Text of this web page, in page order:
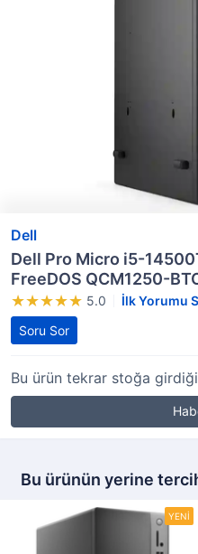
Dell
Dell Pro Micro i5-
FreeDOS QCM1250-
5.0
İlk Yorumu
Soru Sor
Bu ürün tekrar stoğa
Bu ürünün yerine